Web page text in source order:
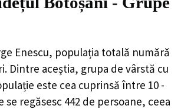
Enescu, populația totală numără
Dintre aceștia, grupa de vârstă cu
este cea cuprinsă între 10 -
se regăsesc 442 de persoane, ceea